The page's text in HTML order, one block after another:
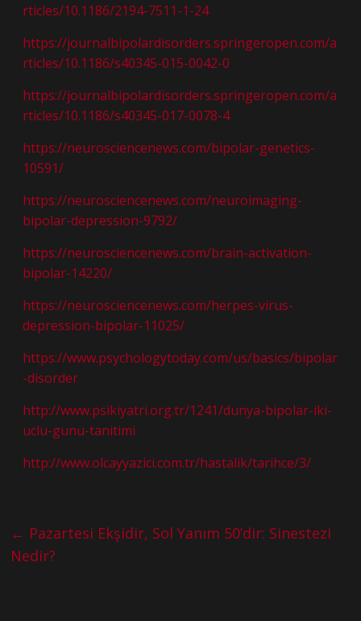
rticles/10.1186/2194-7511-1-24
https://journalbipolardisorders.springeropen.com/a
rticles/10.1186/s40345-015-0042-0
https://journalbipolardisorders.springeropen.com/a
rticles/10.1186/s40345-017-0078-4
https://neurosciencenews.com/bipolar-genetics-
10591/
https://neurosciencenews.com/neuroimaging-
bipolar-depression-9792/
https://neurosciencenews.com/brain-activation-
bipolar-14220/
https://neurosciencenews.com/herpes-virus-
depression-bipolar-11025/
https://www.psychologytoday.com/us/basics/bipolar
-disorder
http://www.psikiyatri.org.tr/1241/dunya-bipolar-iki-
uclu-gunu-tanitimi
http://www.olcayyazici.com.tr/hastalik/tarihce/3/
← Pazartesi Ekşidir, Sol Yanım 50’dir: Sinestezi
Nedir?